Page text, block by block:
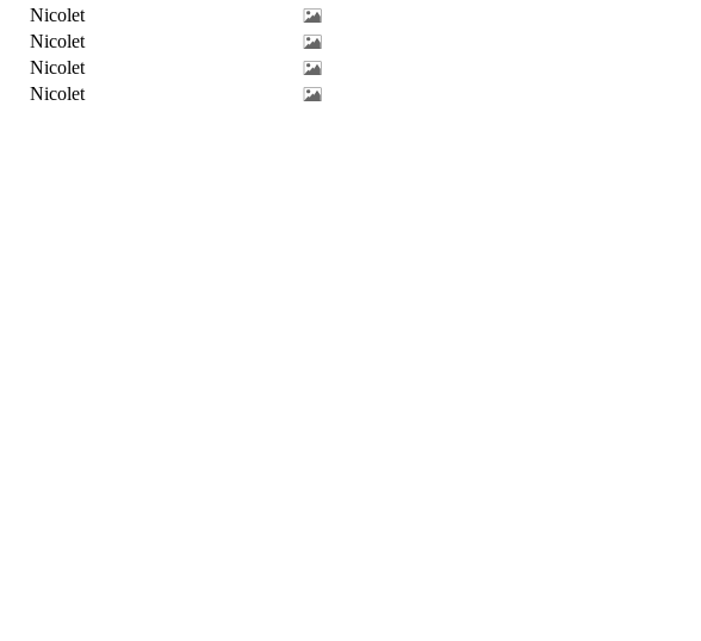
Nicolet
Nicolet
Nicolet
Nicolet